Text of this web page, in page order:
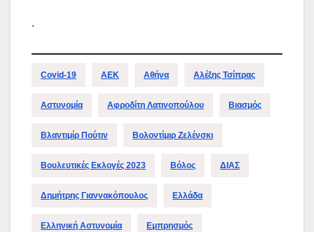
.
Covid-19 ΑΕΚ Αθήνα Αλέξης Τσίπρας
Αστυνομία Αφροδίτη Λατινοπούλου Βιασμός
Βλαντιμίρ Πούτιν Βολοντίμιρ Ζελένσκι
Βουλευτικές Εκλογές 2023 Βόλος ΔΙΑΣ
Δημήτρης Γιαννακόπουλος Ελλάδα
Ελληνική Αστυνομία Εμπρησμός